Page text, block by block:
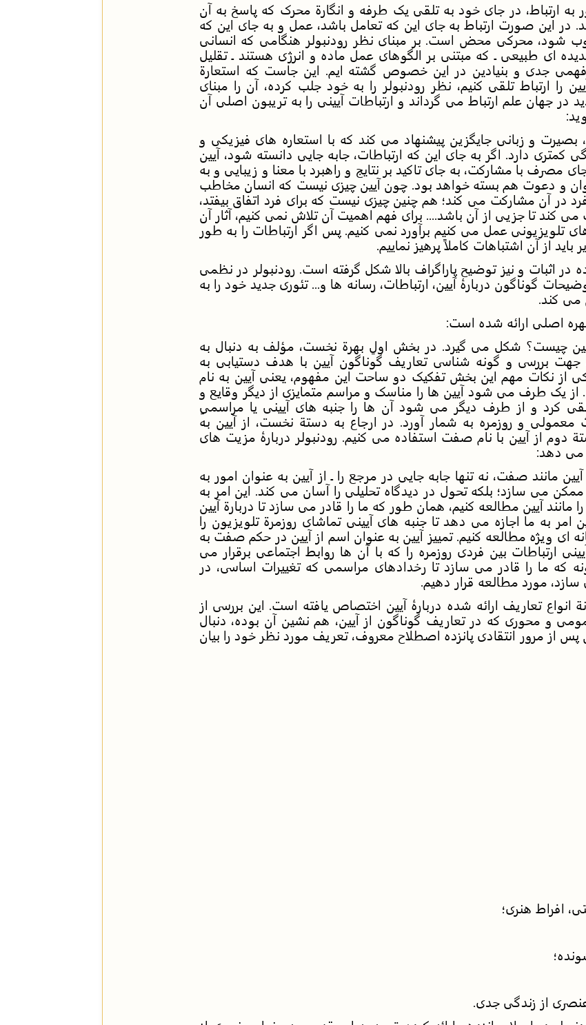
به ارتباط، در جای خود به تلقی یک طرفه و انگارة محرک که پاسخ به آن
در این صورت ارتباط به جای این که تعامل باشد، عمل و به جای این که
شود، محرکی محض است. بر مبنای نظر رودنبولر هنگامی که انسانی
ای طبیعی ـ که مبتنی بر الگوهای عمل ماده و انرژی هستند ـ تقلیل
فهمی جدی و بنیادین در این خصوص گشته ایم. این جاست که استعارة
را ارتباط تلقی کنیم، نظر رودنبولر را به خود جلب کرده، آن را مبنای
در جهان علم ارتباط می گرداند و ارتباطات آیینی را به تریبون اصلی آن
بصیرت و زبانی جایگزین پیشنهاد می کند که با استعاره های فیزیکی و
کمتری دارد. اگر به جای این که ارتباطات، جابه جایی دانسته شود، آیین
جای مصرف با مشارکت، به جای تاکید بر نتایج و راهبرد با معنا و زیبایی و به
و دعوت هم بسته خواهد بود. چون آیین چیزی نیست که انسان مخاطب
در آن مشارکت می کند؛ هم چنین چیزی نیست که برای فرد اتفاق بیفتد،
کند تا جزیی از آن باشد.... برای فهم اهمیت آن تلاش نمی کنیم، آثار آن
تلویزیونی عمل می کنیم برآورد نمی کنیم. پس اگر ارتباطات را به طور
از آن اشتباهات کاملاً پرهیز نماییم.
در اثبات و نیز توضیح پاراگراف بالا شکل گرفته است. رودنبولر در نظمی
گوناگون دربارۀ آیین، ارتباطات، رسانه ها و... تئوری جدید خود را به
می کند.
اصلی ارائه شده است:
چیست؟ شکل می گیرد. در بخش اولِ بهرة نخست، مؤلف به دنبال به
بررسی و گونه شناسی تعاریف گوناگون آیین با هدف دستیابی به
از نکات مهم این بخش تفکیک دو ساحت این مفهوم، یعنی آیین به نام
یک طرف می شود آیین ها را مناسک و مراسم متمایزی از دیگر وقایع و
کرد و از طرف دیگر می شود آن ها را جنبه های آیینی یا مراسمیِ
معمولی و روزمره به شمار آورد. در ارجاع به دستة نخست، از آیین به
دوم از آیین با نام صفت استفاده می کنیم. رودنبولر دربارۀ مزیت های
می دهد:
مانند صفت، نه تنها جابه جایی در مرجع را ـ از آیین به عنوان امور به
ممکن می سازد؛ بلکه تحول در دیدگاه تحلیلی را آسان می کند. این امر به
مانند آیین مطالعه کنیم، همان طور که ما را قادر می سازد تا دربارة آیین
امر به ما اجازه می دهد تا جنبه های آیینی تماشای روزمرة تلویزیون را
ای ویژه مطالعه کنیم. تمییز آیین به عنوان اسم از آیین در حکم صفت به
ارتباطات بین فردی روزمره را که با آن ها روابط اجتماعی برقرار می
که ما را قادر می سازد تا رخدادهای مراسمی که تغییرات اساسی، در
مورد مطالعه قرار دهیم.
تعاریف ارائه شده دربارۀ آیین اختصاص یافته است. این بررسی از
و محوری که در تعاریف گوناگون از آیین، هم نشین آن بوده، دنبال
مرور انتقادی پانزده اصطلاح معروف، تعریف مورد نظر خود را بیان
افراط هنری؛
از زندگی جدی.